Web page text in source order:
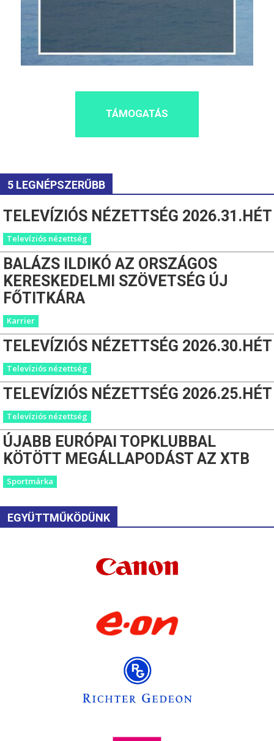
TÁMOGATÁS
5 LEGNÉPSZERŰBB
TELEVÍZIÓS NÉZETTSÉG 2026.31.HÉT
Televíziós nézettség
BALÁZS ILDIKÓ AZ ORSZÁGOS
KERESKEDELMI SZÖVETSÉG ÚJ
FŐTITKÁRA
Karrier
TELEVÍZIÓS NÉZETTSÉG 2026.30.HÉT
Televíziós nézettség
TELEVÍZIÓS NÉZETTSÉG 2026.25.HÉT
Televíziós nézettség
ÚJABB EURÓPAI TOPKLUBBAL
KÖTÖTT MEGÁLLAPODÁST AZ XTB
Sportmárka
EGYÜTTMŰKÖDÜNK